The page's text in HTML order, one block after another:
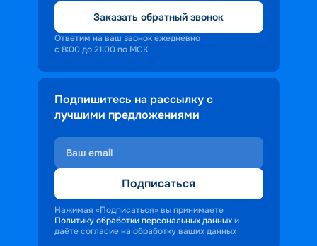
Заказать обратный звонок
Ответим на ваш звонок ежедневно
с 8:00 до 21:00 по МСК
Подпишитесь на рассылку с
лучшими предложениями
Подписаться
Нажимая «Подписаться» вы принимаете
Политику обработки персональных данных и
даёте согласие на обработку ваших данных